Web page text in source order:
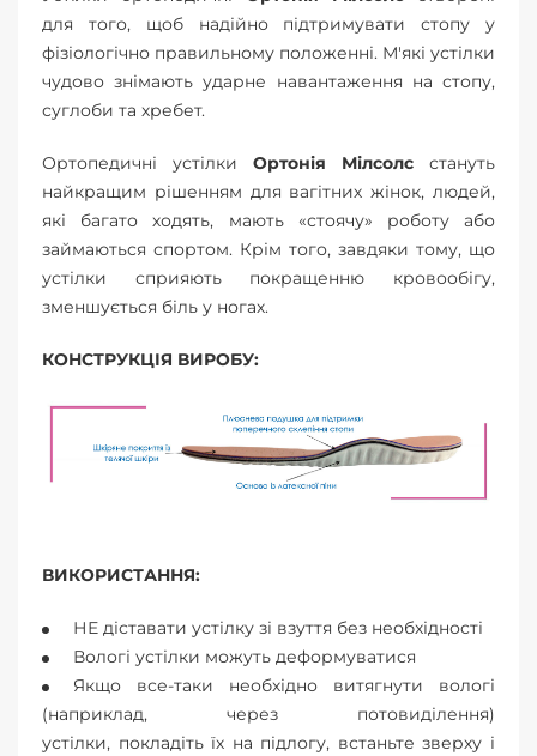
для того, щоб надійно підтримувати стопу у
фізіологічно правильному положенні. М'які устілки
чудово знімають ударне навантаження на стопу,
суглоби та хребет.
Ортопедичні устілки Ортонія Мілсолс стануть
найкращим рішенням для вагітних жінок, людей,
які багато ходять, мають «стоячу» роботу або
займаються спортом. Крім того, завдяки тому, що
устілки сприяють покращенню кровообігу,
зменшується біль у ногах.
КОНСТРУКЦІЯ ВИРОБУ:
ВИКОРИСТАННЯ:
НЕ діставати устілку зі взуття без необхідності
Вологі устілки можуть деформуватися
Якщо все-таки необхідно витягнути вологі
(наприклад, через потовиділення)
устілки, покладіть їх на підлогу, встаньте зверху і